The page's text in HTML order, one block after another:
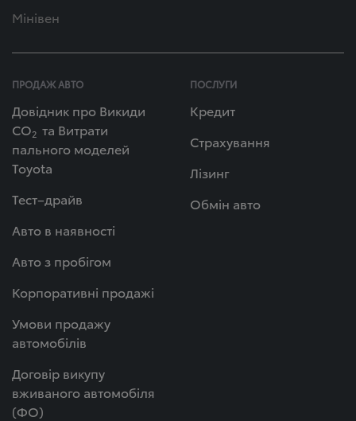
Мінівен
ПРОДАЖ АВТО
Довідник про Викиди
СО2 та Витрати
пального моделей
Toyota
Тест–драйв
Авто в наявності
Авто з пробігом
Корпоративні продажі
Умови продажу
автомобілів
Договір викупу
вживаного автомобіля
(ФО)
ПОСЛУГИ
Кредит
Страхування
Лізинг
Обмін авто